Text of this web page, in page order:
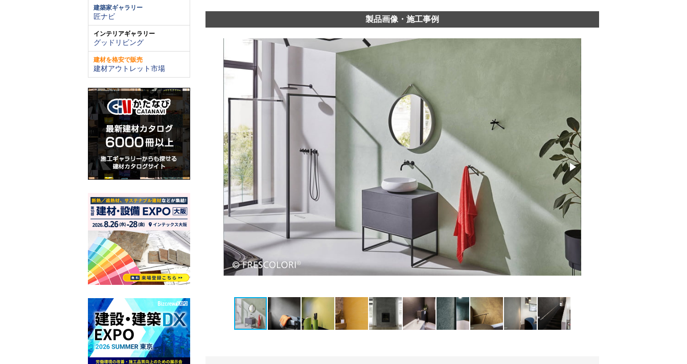
建築家ギャラリー
匠ナビ
インテリアギャラリー
グッドリビング
建材を格安で販売
建材アウトレット市場
製品画像・施工事例